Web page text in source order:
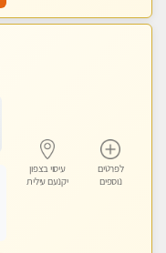
לפרטים
נוספים
עיסוי בצפון
יקנעם עילית